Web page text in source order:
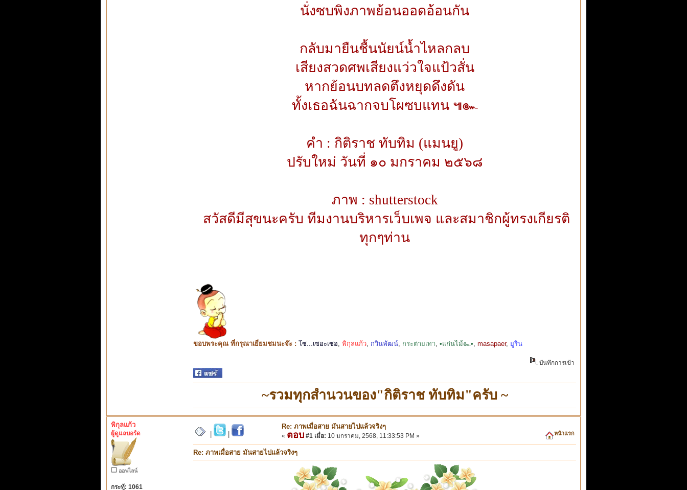
นั่งซบพิงภาพย้อนออดอ้อนกัน
กลับมายืนชื้นนัยน์น้ำไหลกลบ
เสียงสวดศพเสียงแว่วใจแป้วสั่น
หากย้อนบทลดตึงหยุดดึงดัน
ทั้งเธอฉันฉากจบโผซบแทน ๚๛
คำ : กิติราช ทับทิม (แมนยู)
ปรับใหม่ วันที่ ๑๐ มกราคม ๒๕๖๘
ภาพ : shutterstock
สวัสดีมีสุขนะครับ ทีมงานบริหารเว็บเพจ และสมาชิกผู้ทรงเกียรติ
ทุกๆท่าน
ขอบพระคุณ ที่กรุณาเยี่ยมชมนะจ๊ะ : โซ...เซอะเซอ พิกุลแก้ว กวินพัฒน์ กระต่ายเทา •แก่นไม้๛• masapaer, ยูริน
บันทึกการเข้า
~รวมทุกสำนวนของ"กิติราช ทับทิม"ครับ ~
พิกุลแก้ว
ผู้ดูแลบอร์ด
ออฟไลน์
กระทู้: 1061
Re: ภาพเมื่อสาย มันสายไปแล้วจริงๆ
« ตอบ #1 เมื่อ: 10 มกราคม, 2568, 11:33:53 PM » หน้าแรก
Re: ภาพเมื่อสาย มันสายไปแล้วจริงๆ